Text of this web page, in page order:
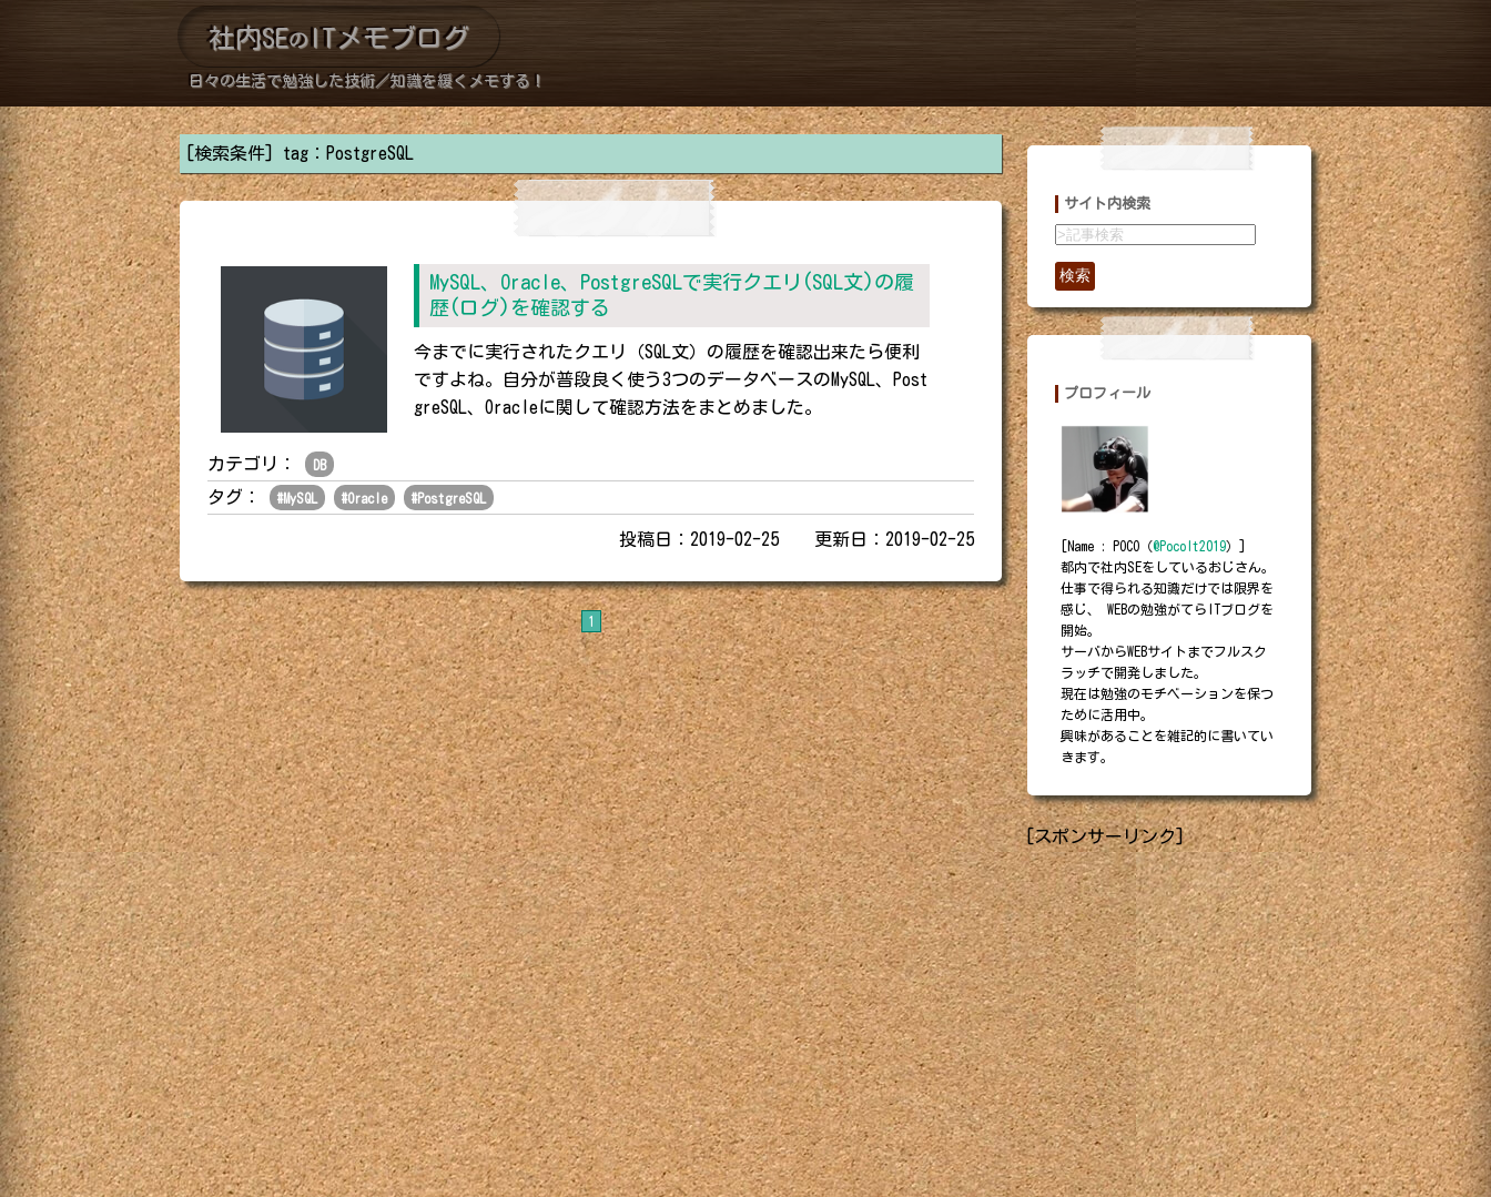
社内SEのITメモブログ
日々の生活で勉強した技術／知識を緩くメモする！
[検索条件] tag：PostgreSQL
MySQL、Oracle、PostgreSQLで実行クエリ(SQL文)の履
歴(ログ)を確認する
今までに実行されたクエリ（SQL文）の履歴を確認出来たら便利
ですよね。自分が普段良く使う3つのデータベースのMySQL、Post
greSQL、Oracleに関して確認方法をまとめました。
カテゴリ： DB
タグ： #MySQL #Oracle #PostgreSQL
投稿日：2019-02-25 更新日：2019-02-25
1
サイト内検索
検索
プロフィール
[Name : POCO（@PocoIt2019）]
都内で社内SEをしているおじさん。
仕事で得られる知識だけでは限界を
感じ、 WEBの勉強がてらITブログを
開始。
サーバからWEBサイトまでフルスク
ラッチで開発しました。
現在は勉強のモチベーションを保つ
ために活用中。
興味があることを雑記的に書いてい
きます。
[スポンサーリンク]